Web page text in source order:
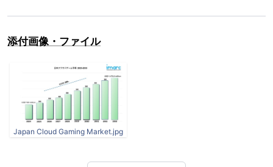
添付画像・ファイル
Japan Cloud Gaming Market.jpg